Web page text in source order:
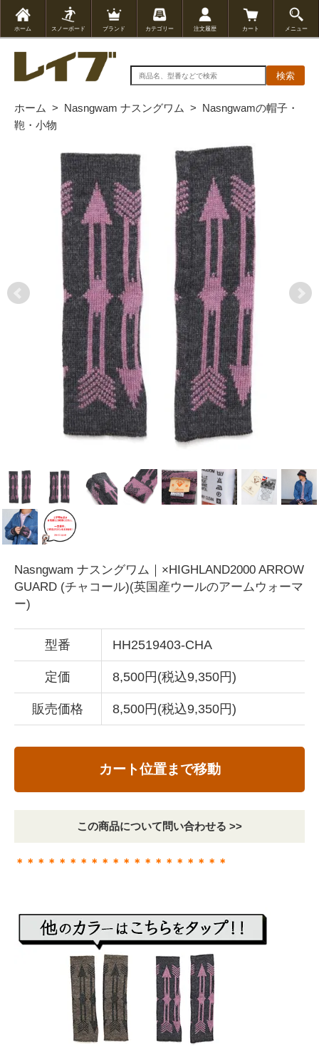
ホーム スノーボード ブランド カテゴリー 注文履歴 カート メニュー
検索
ホーム > Nasngwam ナスングワム > Nasngwamの帽子・
鞄・小物
Nasngwam ナスングワム｜×HIGHLAND2000 ARROW
GUARD (チャコール)(英国産ウールのアームウォーマ
ー)
型番 HH2519403-CHA
定価 8,500円(税込9,350円)
販売価格 8,500円(税込9,350円)
カート位置まで移動
この商品について問い合わせる >>
＊＊＊＊＊＊＊＊＊＊＊＊＊＊＊＊＊＊＊＊